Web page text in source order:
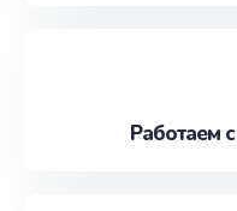
Работаем